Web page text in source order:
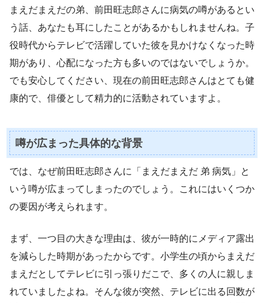
まえだまえだの弟、前田旺志郎さんに病気の噂があるとい
う話、あなたも耳にしたことがあるかもしれませんね。子
役時代からテレビで活躍していた彼を見かけなくなった時
期があり、心配になった方も多いのではないでしょうか。
でも安心してください、現在の前田旺志郎さんはとても健
康的で、俳優として精力的に活動されていますよ。
噂が広まった具体的な背景
では、なぜ前田旺志郎さんに「まえだまえだ 弟 病気」と
いう噂が広まってしまったのでしょう。これにはいくつか
の要因が考えられます。
まず、一つ目の大きな理由は、彼が一時的にメディア露出
を減らした時期があったからです。小学生の頃からまえだ
まえだとしてテレビに引っ張りだこで、多くの人に親しま
れていましたよね。そんな彼が突然、テレビに出る回数が